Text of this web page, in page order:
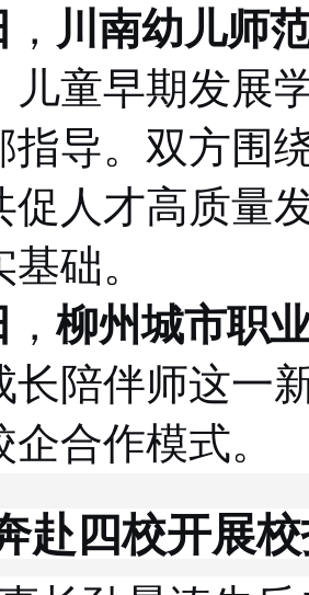
， 川南幼儿师
儿童早期发展
指导。双方围
促人才高质量
础。
， 柳州城市职
长陪伴师这一
合作模式。
赴四校开展